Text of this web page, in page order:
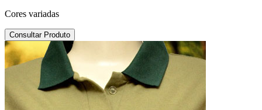
Cores variadas
Consultar Produto